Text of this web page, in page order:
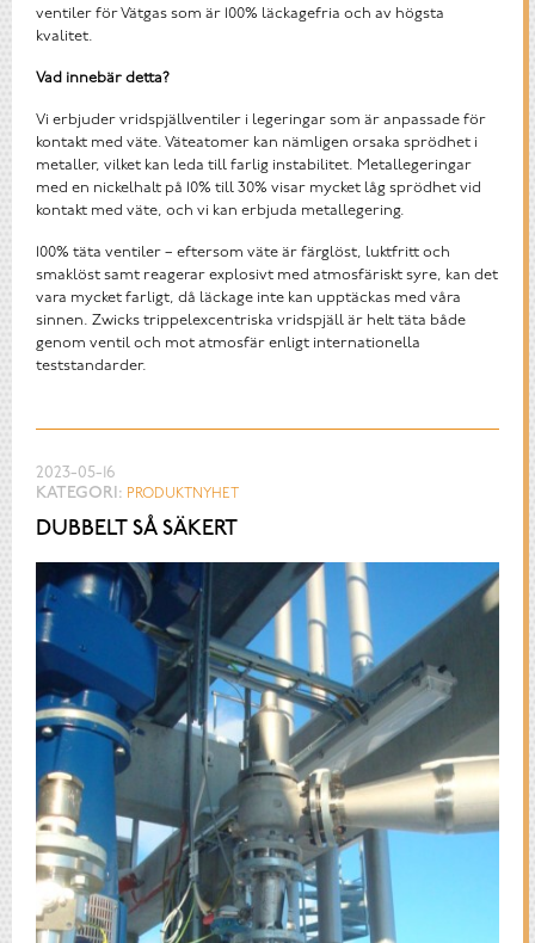
ventiler för Vätgas som är 100% läckagefria och av högsta
kvalitet.
Vad innebär detta?
Vi erbjuder vridspjällventiler i legeringar som är anpassade för
kontakt med väte. Väteatomer kan nämligen orsaka sprödhet i
metaller, vilket kan leda till farlig instabilitet. Metallegeringar
med en nickelhalt på 10% till 30% visar mycket låg sprödhet vid
kontakt med väte, och vi kan erbjuda metallegering.
100% täta ventiler – eftersom väte är färglöst, luktfritt och
smaklöst samt reagerar explosivt med atmosfäriskt syre, kan det
vara mycket farligt, då läckage inte kan upptäckas med våra
sinnen. Zwicks trippelexcentriska vridspjäll är helt täta både
genom ventil och mot atmosfär enligt internationella
teststandarder.
DUBBELT SÅ SÄKERT
2023-05-16
KATEGORI: PRODUKTNYHET